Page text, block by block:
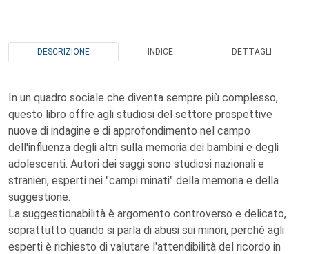
DESCRIZIONE INDICE DETTAGLI
In un quadro sociale che diventa sempre più complesso,
questo libro offre agli studiosi del settore prospettive
nuove di indagine e di approfondimento nel campo
dell'influenza degli altri sulla memoria dei bambini e degli
adolescenti. Autori dei saggi sono studiosi nazionali e
stranieri, esperti nei "campi minati" della memoria e della
suggestione.
La suggestionabilità è argomento controverso e delicato,
soprattutto quando si parla di abusi sui minori, perché agli
esperti è richiesto di valutare l'attendibilità del ricordo in